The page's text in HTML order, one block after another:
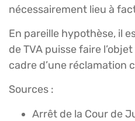
nécessairement lieu à
En pareille hypothèse, il
de TVA puisse faire
cadre d’une réclamation
Sources :
Arrêt de la Cour de